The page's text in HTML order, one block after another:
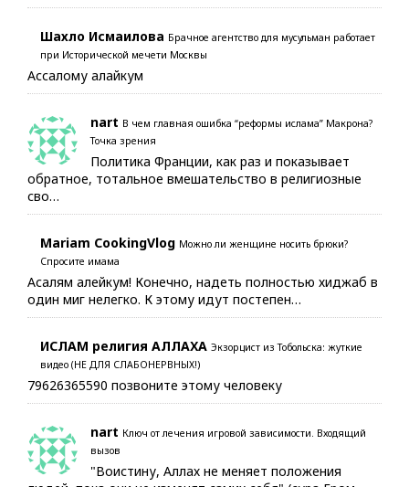
Шахло Исмаилова Брачное агентство для мусульман работает
при Исторической мечети Москвы
Ассалому алайкум
nart В чем главная ошибка “реформы ислама” Макрона?
Точка зрения
Политика Франции, как раз и показывает
обратное, тотальное вмешательство в религиозные
сво…
Mariam CookingVlog Можно ли женщине носить брюки?
Спросите имама
Асалям алейкум! Конечно, надеть полностью хиджаб в
один миг нелегко. К этому идут постепен…
ИСЛАМ религия АЛЛАХА Экзорцист из Тобольска: жуткие
видео (НЕ ДЛЯ СЛАБОНЕРВНЫХ!)
79626365590 позвоните этому человеку
nart Ключ от лечения игровой зависимости. Входящий
вызов
"Воистину, Аллах не меняет положения